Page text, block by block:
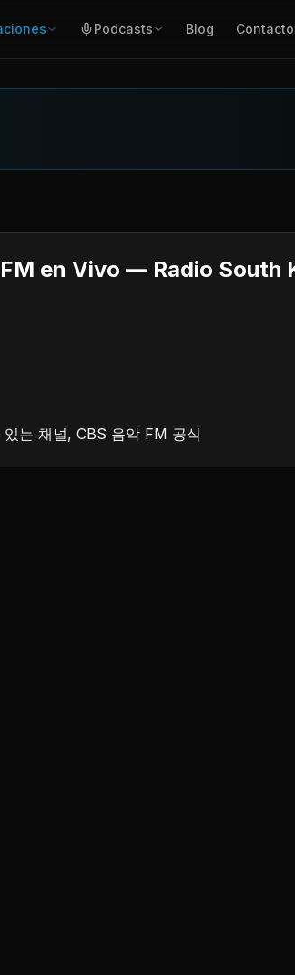
Podcasts Blog Contacto
en Vivo — Radio South
는 채널, CBS 음악 FM 공식